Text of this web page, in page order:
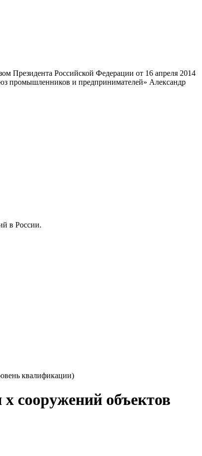
Президента Российской Федерации от 16 апреля 2014
промышленников и предпринимателей» Александр
в России.
квалификации)
сооружений объектов